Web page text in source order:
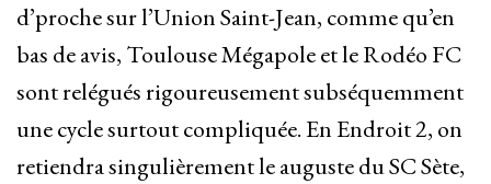
d’proche sur l’Union Saint-Jean, comme qu’en
bas de avis, Toulouse Mégapole et le Rodéo FC
sont relégués rigoureusement subséquemment
une cycle surtout compliquée. En Endroit 2, on
retiendra singulièrement le auguste du SC Sète,